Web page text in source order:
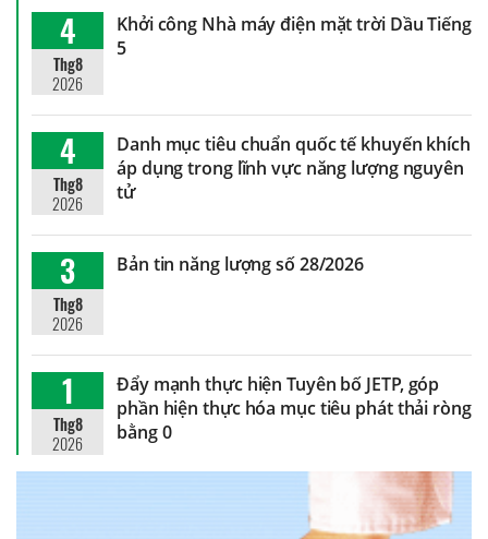
4
Thg8
2026
Khởi công Nhà máy điện mặt trời Dầu Tiếng
5
4
Thg8
2026
Danh mục tiêu chuẩn quốc tế khuyến khích
áp dụng trong lĩnh vực năng lượng nguyên
tử
3
Thg8
2026
Bản tin năng lượng số 28/2026
1
Thg8
2026
Đẩy mạnh thực hiện Tuyên bố JETP, góp
phần hiện thực hóa mục tiêu phát thải ròng
bằng 0